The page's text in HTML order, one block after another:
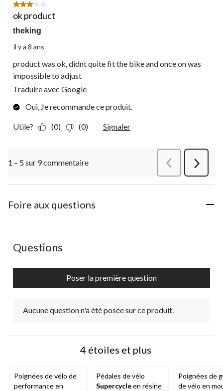
3 étoile(s) sur 5.
ok product
theking
il y a 8 ans
product was ok, didnt quite fit the bike and once on was
impossible to adjust
Traduire avec Google
Oui, Je recommande ce produit.
Utile? (0) (0) Signaler
1 – 5 sur 9 commentaire
Suivant
Foire aux questions
Aucune question n'a été posée sur ce produit.
Questions
Poser la première question
Aucune question n'a été posée sur ce produit.
4 étoiles et plus
Poignées de vélo de
performance en
Pédales de vélo
Supercycleen résine
Poignées de
de vélo en